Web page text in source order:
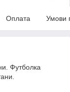
Оплата Умови
Футболка